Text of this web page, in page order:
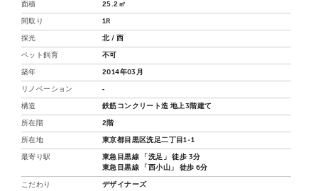
面積 25.2㎡
間取り 1R
採光 北 / 西
ペット飼育 不可
築年 2014年03月
リノベーション ‐
構造 鉄筋コンクリート造 地上3階建て
所在階 2階
所在地 東京都目黒区洗足二丁目1-1
最寄り駅
東急目黒線 「洗足」 徒歩 3分
東急目黒線 「西小山」 徒歩 6分
こだわり
デザイナーズ